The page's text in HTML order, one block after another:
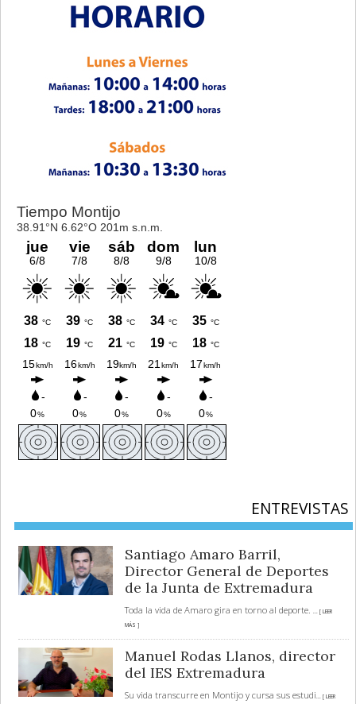
ENTREVISTAS
Santiago Amaro Barril,
Director General de Deportes
de la Junta de Extremadura
Toda la vida de Amaro gira en torno al deporte. ... [ LEER
MÁS ]
Manuel Rodas Llanos, director
del IES Extremadura
Su vida transcurre en Montijo y cursa sus estudi... [ LEER